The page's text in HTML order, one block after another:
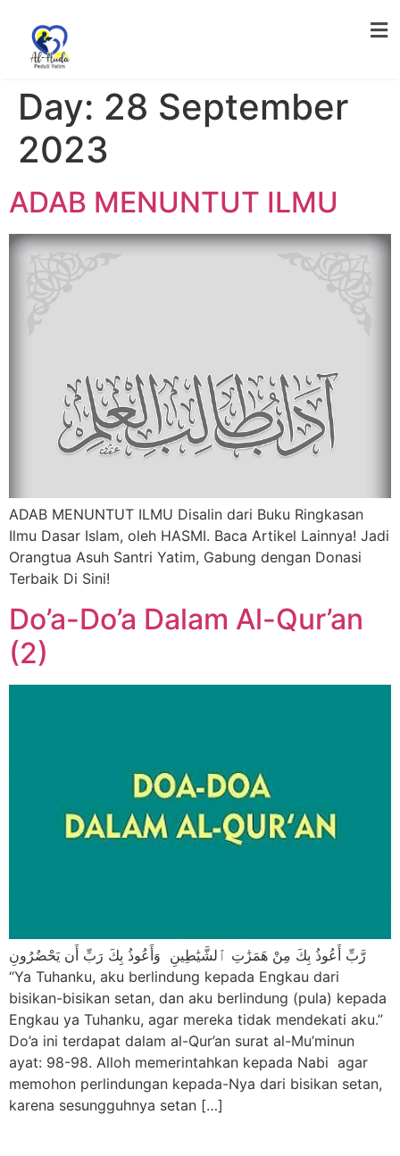
Day: 28 September
2023
ADAB MENUNTUT ILMU
ADAB MENUNTUT ILMU Disalin dari Buku Ringkasan
Ilmu Dasar Islam, oleh HASMI. Baca Artikel Lainnya! Jadi
Orangtua Asuh Santri Yatim, Gabung dengan Donasi
Terbaik Di Sini!
Do’a-Do’a Dalam Al-Qur’an
(2)
رَّبِّ أَعُوذُ بِكَ مِنْ هَمَزَٰتِ ٱلشَّيَٰطِينِ وَأَعُوذُ بِكَ رَبِّ أَن يَحْضُرُونِ
“Ya Tuhanku, aku berlindung kepada Engkau dari
bisikan-bisikan setan, dan aku berlindung (pula) kepada
Engkau ya Tuhanku, agar mereka tidak mendekati aku.”
Do’a ini terdapat dalam al-Qur’an surat al-Mu’minun
ayat: 98-98. Alloh memerintahkan kepada Nabi agar
memohon perlindungan kepada-Nya dari bisikan setan,
karena sesungguhnya setan […]